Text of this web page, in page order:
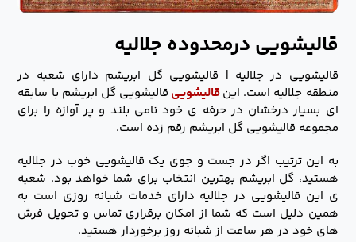
قالیشویی درمحدوده جلالیه
قالیشویی در جلالیه | قالیشویی گل ابریشم دارای شعبه در
منطقه جلالیه است. اینقالیشویی قالیشویی گل ابریشم با سابقه
ای بسیار درخشان در حرفه ی خود نامی بلند و پر آوازه را برای
مجموعه قالیشویی گل ابریشم رقم زده است.
به این ترتیب اگر در جست و جوی یک قالیشویی خوب در جلالیه
هستید، گل ابریشم بهترین انتخاب برای شما خواهد بود. شعبه
ی این قالیشویی در جلالیه دارای خدمات شبانه روزی است به
همین دلیل است که شما از امکان برقراری تماس و تحویل فرش
های خود در هر ساعت از شبانه روز برخوردار هستید.